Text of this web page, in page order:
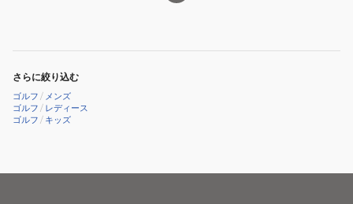
さらに絞り込む
ゴルフ / メンズ
ゴルフ / レディース
ゴルフ / キッズ